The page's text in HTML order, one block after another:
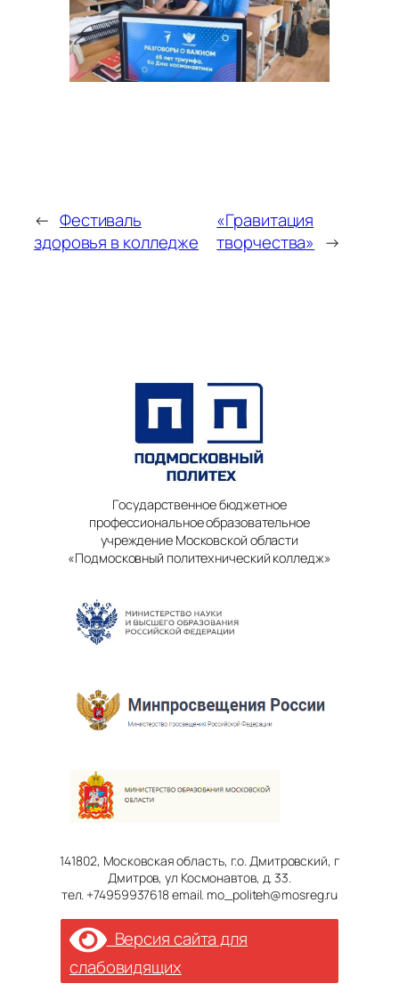
← Фестиваль
здоровья в колледже
«Гравитация
творчества» →
Государственное бюджетное
профессиональное образовательное
учреждение Московской области
«Подмосковный политехнический колледж»
141802, Московская область, г.о. Дмитровский, г
Дмитров, ул Космонавтов, д. 33.
тел. +74959937618 email. mo_politeh@mosreg.ru
Версия сайта для
слабовидящих